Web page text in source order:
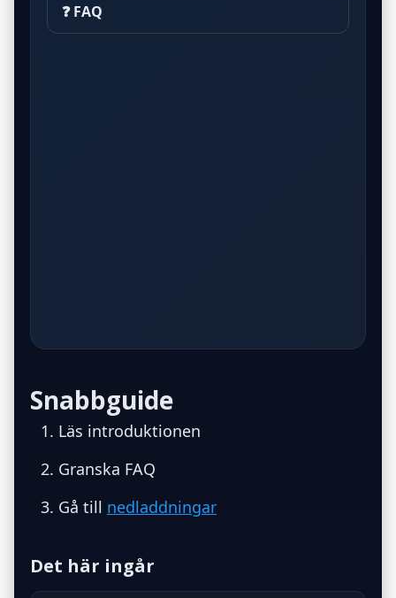
❓ FAQ
Snabbguide
Läs introduktionen
Granska FAQ
Gå till nedladdningar
Det här ingår